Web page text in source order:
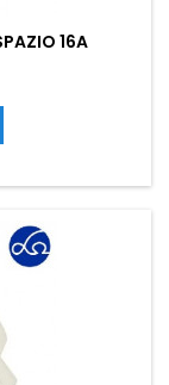
16A